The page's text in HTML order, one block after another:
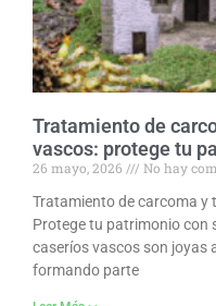
Tratamiento de
vascos: protege tu
26 mayo, 2026
No hay
Tratamiento de carcoma y
Protege tu patrimonio con
caseríos vascos son joyas
formando parte